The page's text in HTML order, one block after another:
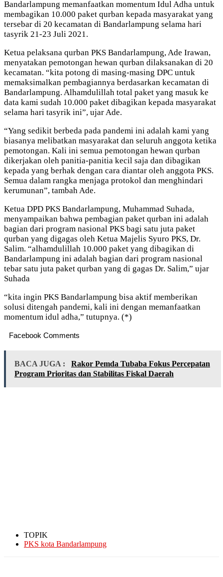
Bandarlampung memanfaatkan momentum Idul Adha untuk
membagikan 10.000 paket qurban kepada masyarakat yang
tersebar di 20 kecamatan di Bandarlampung selama hari
tasyrik 21-23 Juli 2021.
Ketua pelaksana qurban PKS Bandarlampung, Ade Irawan,
menyatakan pemotongan hewan qurban dilaksanakan di 20
kecamatan. “kita potong di masing-masing DPC untuk
memaksimalkan pembagiannya berdasarkan kecamatan di
Bandarlampung. Alhamdulillah total paket yang masuk ke
data kami sudah 10.000 paket dibagikan kepada masyarakat
selama hari tasyrik ini”, ujar Ade.
“Yang sedikit berbeda pada pandemi ini adalah kami yang
biasanya melibatkan masyarakat dan seluruh anggota ketika
pemotongan. Kali ini semua pemotongan hewan qurban
dikerjakan oleh panitia-panitia kecil saja dan dibagikan
kepada yang berhak dengan cara diantar oleh anggota PKS.
Semua dalam rangka menjaga protokol dan menghindari
kerumunan”, tambah Ade.
Ketua DPD PKS Bandarlampung, Muhammad Suhada,
menyampaikan bahwa pembagian paket qurban ini adalah
bagian dari program nasional PKS bagi satu juta paket
qurban yang digagas oleh Ketua Majelis Syuro PKS, Dr.
Salim. “alhamdulillah 10.000 paket yang dibagikan di
Bandarlampung ini adalah bagian dari program nasional
tebar satu juta paket qurban yang di gagas Dr. Salim,” ujar
Suhada
“kita ingin PKS Bandarlampung bisa aktif memberikan
solusi ditengah pandemi, kali ini dengan memanfaatkan
momentum idul adha,” tutupnya. (*)
Facebook Comments
BACA JUGA :
Rakor Pemda Tubaba Fokus Percepatan
Program Prioritas dan Stabilitas Fiskal Daerah
TOPIK
PKS kota Bandarlampung